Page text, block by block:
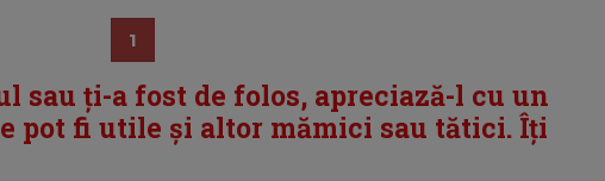
1
sau ți-a fost de folos, apreciază-l cu un
pot fi utile și altor mămici sau tătici. Îți